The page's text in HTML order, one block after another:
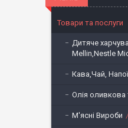
Товари та послуги
Дитяче
Mellin,Nestle
Кава,Чай, Напої
Олія оливкова
М'ясні Вироби